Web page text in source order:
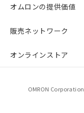
オムロンの提供価値
販売ネットワーク
オンラインストア
OMRON Corporation